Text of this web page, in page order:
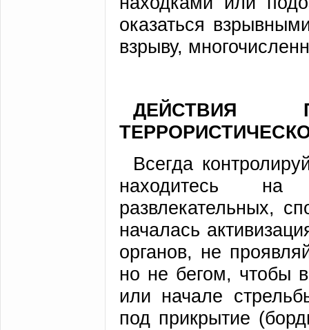
оказаться
взрыву,
ДЕЙСТВИЯ
Всегда
находитесь на
развлекательных,
началась
органов, не
но не бегом, чтобы
или начале
под прикрытие